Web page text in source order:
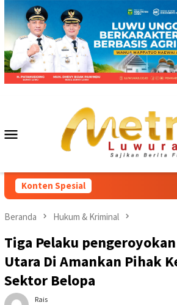
Loncat
ke
konten
Mobile
Konten Spesial
Beranda Hukum & Kriminal
Tiga Pelaku
Utara Di Amankan Pihak
Sektor Belopa
Rais